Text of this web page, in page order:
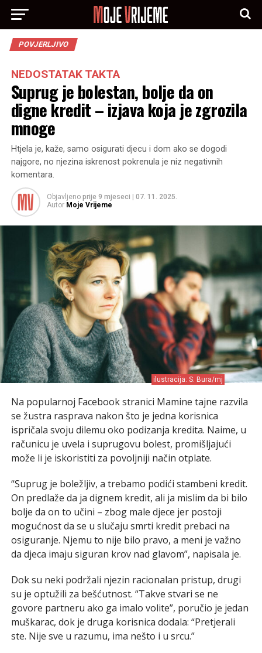
POVJERLJIVO
NEDOSTATAK TAKTA
Suprug je bolestan, bolje da on
digne kredit – izjava koja je zgrozila
mnoge
Htjela je, kaže, samo osigurati djecu i dom ako se dogodi
najgore, no njezina iskrenost pokrenula je niz negativnih
komentara.
Objavljeno prije 9 mjeseci
07. 11. 2025.
Autor Moje Vrijeme
ilustracija: S. Bura/mj
Na popularnoj Facebook stranici Mamine tajne razvila
se žustra rasprava nakon što je jedna korisnica
ispričala svoju dilemu oko podizanja kredita. Naime, u
računicu je uvela i suprugovu bolest, promišljajući
može li je iskoristiti za povoljniji način otplate.
“Suprug je boležljiv, a trebamo podići stambeni kredit.
On predlaže da ja dignem kredit, ali ja mislim da bi bilo
bolje da on to učini – zbog male djece jer postoji
mogućnost da se u slučaju smrti kredit prebaci na
osiguranje. Njemu to nije bilo pravo, a meni je važno
da djeca imaju siguran krov nad glavom”, napisala je.
Dok su neki podržali njezin racionalan pristup, drugi
su je optužili za bešćutnost. “Takve stvari se ne
govore partneru ako ga imalo volite”, poručio je jedan
muškarac, dok je druga korisnica dodala: “Pretjerali
ste. Nije sve u razumu, ima nešto i u srcu.”